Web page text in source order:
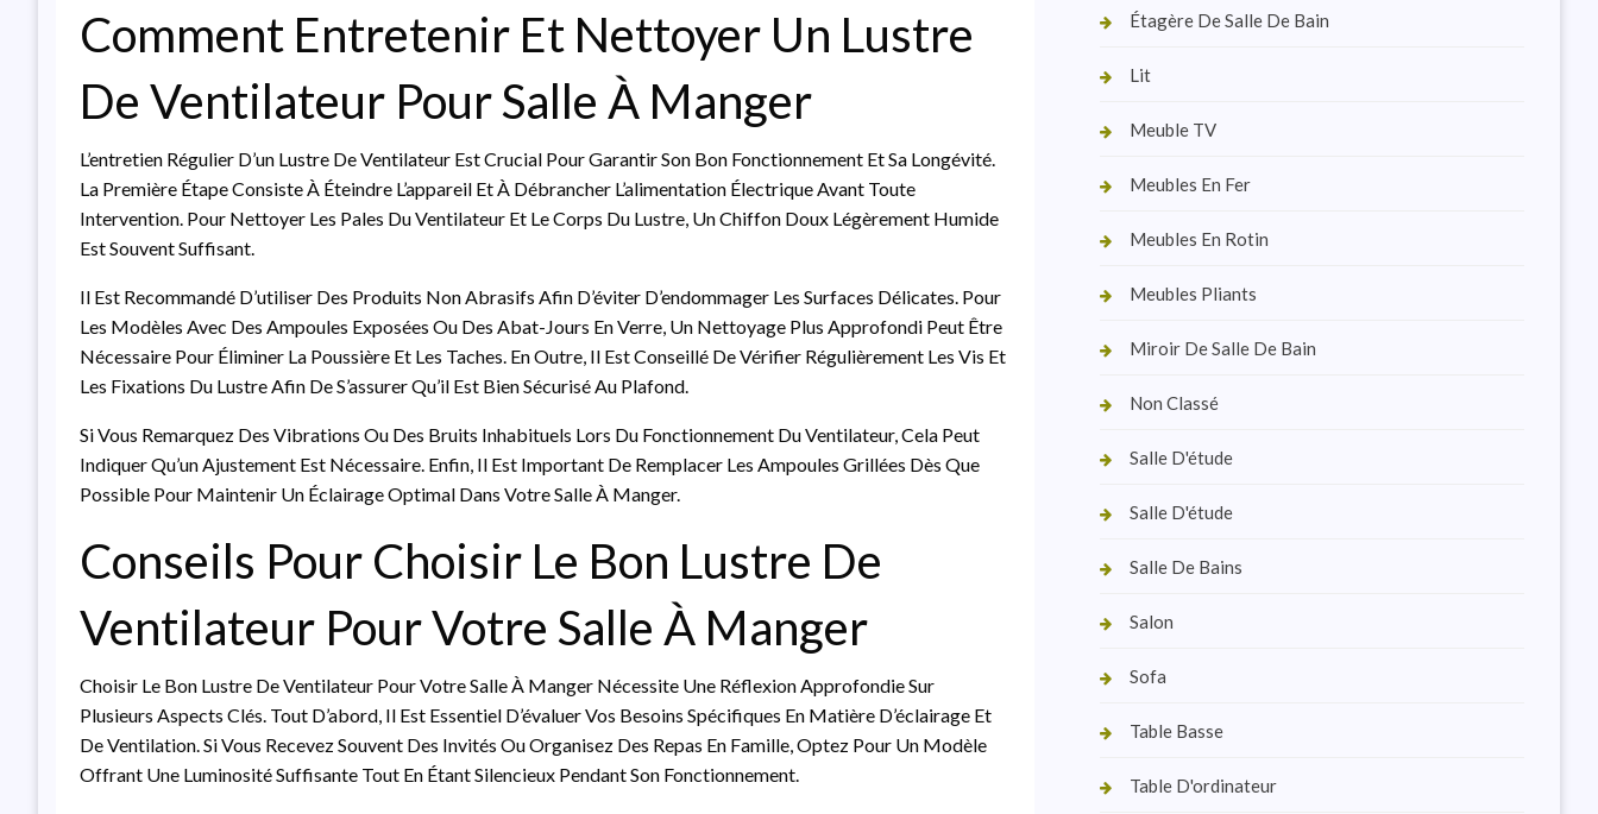
Comment Entretenir Et Nettoyer Un Lustre
De Ventilateur Pour Salle À Manger
L’entretien Régulier D’un Lustre De Ventilateur Est Crucial Pour Garantir Son Bon Fonctionnement Et Sa Longévité.
La Première Étape Consiste À Éteindre L’appareil Et À Débrancher L’alimentation Électrique Avant Toute
Intervention. Pour Nettoyer Les Pales Du Ventilateur Et Le Corps Du Lustre, Un Chiffon Doux Légèrement Humide
Est Souvent Suffisant.
Il Est Recommandé D’utiliser Des Produits Non Abrasifs Afin D’éviter D’endommager Les Surfaces Délicates. Pour
Les Modèles Avec Des Ampoules Exposées Ou Des Abat-Jours En Verre, Un Nettoyage Plus Approfondi Peut Être
Nécessaire Pour Éliminer La Poussière Et Les Taches. En Outre, Il Est Conseillé De Vérifier Régulièrement Les Vis Et
Les Fixations Du Lustre Afin De S’assurer Qu’il Est Bien Sécurisé Au Plafond.
Si Vous Remarquez Des Vibrations Ou Des Bruits Inhabituels Lors Du Fonctionnement Du Ventilateur, Cela Peut
Indiquer Qu’un Ajustement Est Nécessaire. Enfin, Il Est Important De Remplacer Les Ampoules Grillées Dès Que
Possible Pour Maintenir Un Éclairage Optimal Dans Votre Salle À Manger.
Conseils Pour Choisir Le Bon Lustre De
Ventilateur Pour Votre Salle À Manger
Choisir Le Bon Lustre De Ventilateur Pour Votre Salle À Manger Nécessite Une Réflexion Approfondie Sur
Plusieurs Aspects Clés. Tout D’abord, Il Est Essentiel D’évaluer Vos Besoins Spécifiques En Matière D’éclairage Et
De Ventilation. Si Vous Recevez Souvent Des Invités Ou Organisez Des Repas En Famille, Optez Pour Un Modèle
Offrant Une Luminosité Suffisante Tout En Étant Silencieux Pendant Son Fonctionnement.
Étagère De Salle De Bain
Lit
Meuble TV
Meubles En Fer
Meubles En Rotin
Meubles Pliants
Miroir De Salle De Bain
Non Classé
Salle D'étude
Salle D'étude
Salle De Bains
Salon
Sofa
Table Basse
Table D'ordinateur